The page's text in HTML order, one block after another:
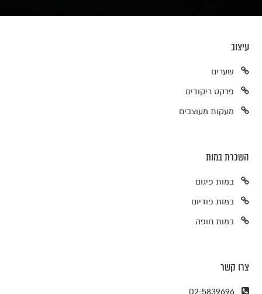
עיצוב
שערים
פרקט ריקודים
מעקות מעוצבים
השכרת במות
במות פיגום
במות פודיום
במות חופה
צרו קשר